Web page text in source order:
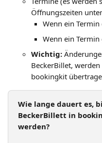
Öffnungszeiten
Wenn ein
Wenn ein
Wichtig:
BeckerBillet, werden
bookingkit
Wie lange dauert es,
BeckerBillett in
werden?